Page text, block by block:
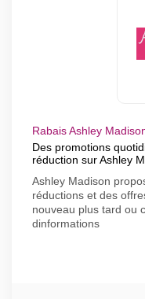
Rabais Ashley
Des promotions
réduction sur Ashley
Ashley Madison
réductions et des
nouveau plus tard ou
dinformations